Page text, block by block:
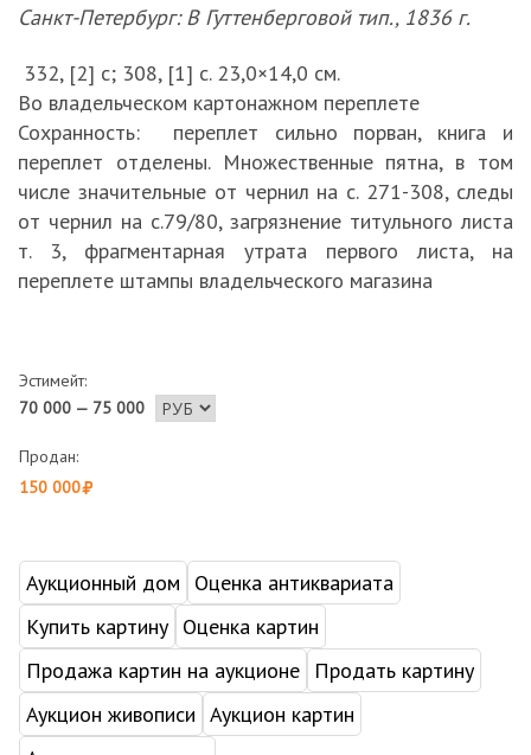
Санкт-Петербург: В Гуттенберговой тип., 1836 г.
332, [2] с; 308, [1] с. 23,0×14,0 см.
Во владельческом картонажном переплете
Сохранность: переплет сильно порван, книга и
переплет отделены. Множественные пятна, в том
числе значительные от чернил на с. 271-308, следы
от чернил на с.79/80, загрязнение титульного листа
т. 3, фрагментарная утрата первого листа, на
переплете штампы владельческого магазина
Эстимейт:
70 000 — 75 000
Продан:
150 000
Аукционный дом
Оценка антиквариата
Купить картину Оценка картин
Продажа картин на аукционе
Продать картину
Аукцион живописи Аукцион картин